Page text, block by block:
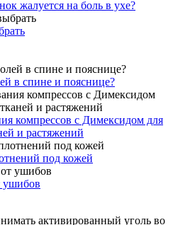
жалуется на боль в ухе?
в спине и пояснице?
компрессов с Димексидом для
и растяжений
под кожей
ушибов